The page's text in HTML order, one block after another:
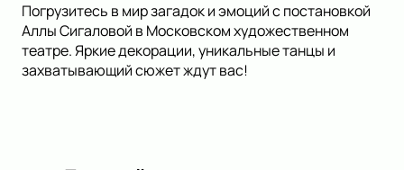
Погрузитесь в мир загадок и эмоций с постановкой
Аллы Сигаловой в Московском художественном
театре. Яркие декорации, уникальные танцы и
захватывающий сюжет ждут вас!